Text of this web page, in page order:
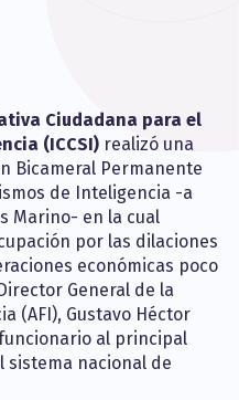
Ciudadana para el
(ICCSI) realizó una
Bicameral Permanente
de Inteligencia -a
Marino- en la cual
por las dilaciones
económicas poco
General de la
(AFI), Gustavo Héctor
al principal
nacional de